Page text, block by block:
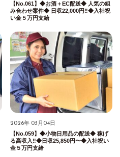
【No.061】◆お酒＋EC配送◆ 人気の組
み合わせ案件◆ 日収22,000円‼︎◆入社祝
い金５万円支給
2026年 03月04日
【No.059】◆小物日用品の配送◆ 稼げ
る高収入‼︎◆日収25,850円〜◆入社祝い
金５万円支給